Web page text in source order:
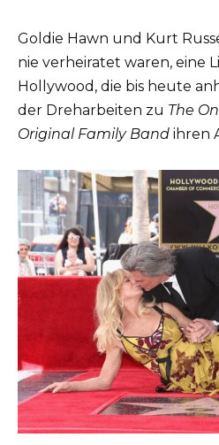
Goldie Hawn und Kurt
nie verheiratet waren, eine
Hollywood, die bis heute
der Dreharbeiten zu The
Original Family Band ihren